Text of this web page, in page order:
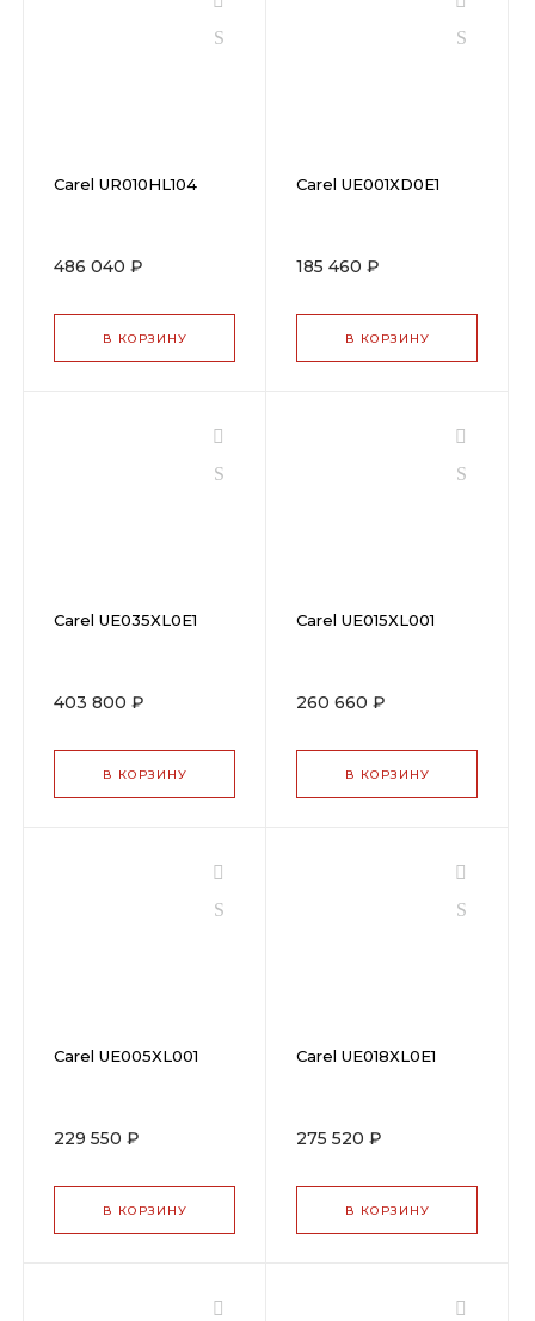
Carel UR010HL104
486 040 ₽
В КОРЗИНУ
Carel UE001XD0E1
185 460 ₽
В КОРЗИНУ
Carel UE035XL0E1
403 800 ₽
В КОРЗИНУ
Carel UE015XL001
260 660 ₽
В КОРЗИНУ
Carel UE005XL001
229 550 ₽
В КОРЗИНУ
Carel UE018XL0E1
275 520 ₽
В КОРЗИНУ